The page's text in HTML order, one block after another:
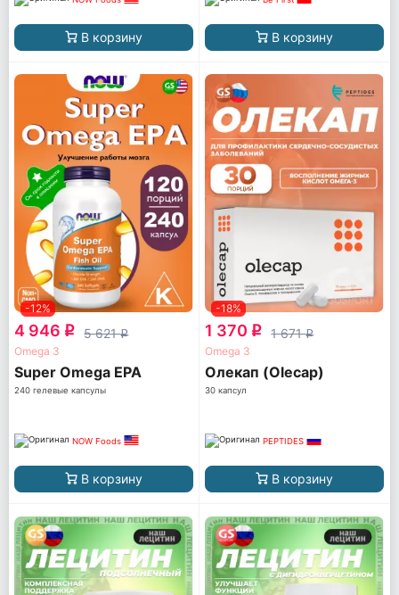
В корзину В корзину
-12%
4 946 q 5 621q
Omega 3
Super Omega EPA
240 гелевые капсулы
NOW Foods
В корзину
-18%
1 370 q 1 671q
Omega 3
Олекап (Olecap)
30 капсул
PEPTIDES
В корзину